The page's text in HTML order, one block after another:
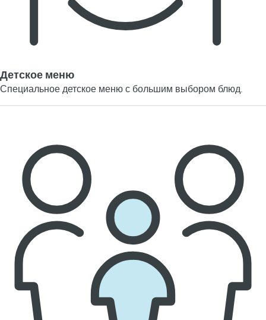
Детское меню
Специальное детское меню с большим выбором блюд.